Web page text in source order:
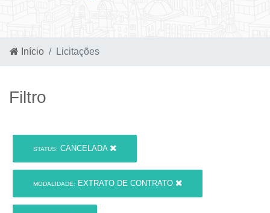
Início Licitações
Filtro
STATUS: CANCELADA
MODALIDADE: EXTRATO DE CONTRATO